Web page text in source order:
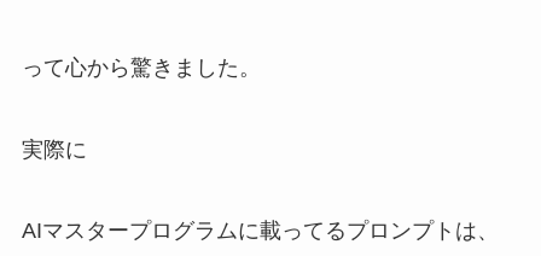
って心から驚きました。
実際に
AIマスタープログラムに載ってるプロンプトは、